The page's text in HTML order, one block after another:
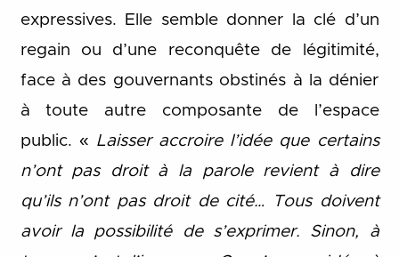
expressives. Elle semble donner la clé d’un
regain ou d’une reconquête de légitimité,
face à des gouvernants obstinés à la dénier
à toute autre composante de l’espace
public. « Laisser accroire l’idée que certains
n’ont pas droit à la parole revient à dire
qu’ils n’ont pas droit de cité… Tous doivent
avoir la possibilité de s’exprimer. Sinon, à